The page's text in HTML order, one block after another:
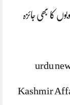
کا بھی جائزہ
urdu
Kashmir